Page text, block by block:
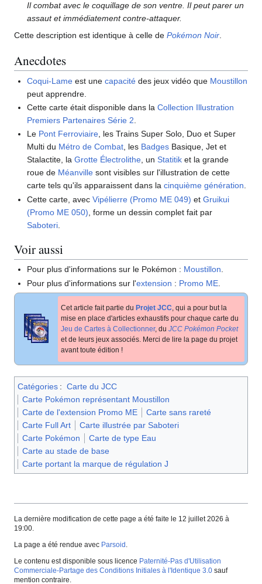
Il combat avec le coquillage de son ventre. Il peut parer un
assaut et immédiatement contre-attaquer.
Cette description est identique à celle de Pokémon Noir.
Anecdotes
Coqui-Lame est unecapacité des jeux vidéo que Moustillon
peut apprendre.
Cette carte était disponible dans laCollection Illustration
Premiers Partenaires Série 2
Le Pont Ferroviaire, les Trains Super Solo, Duo et Super
Multi du Métro de Combat, les Badges Basique, Jet et
Stalactite, laGrotte Électrolithe, unStatitik et la grande
roue de Méanville sont visibles sur l'illustration de cette
carte tels qu'ils apparaissent dans lacinquième génération.
Cette carte, avecVipélierre (Promo ME 049) etGruikui
(Promo ME 050) , forme un dessin complet fait par
Saboteri
Voir aussi
Pour plus d'informations sur le Pokémon : Moustillon.
Pour plus d'informations sur l'extension : Promo ME
Cet article fait partie du Projet JCC , qui a pour but la
mise en place d'articles exhaustifs pour chaque carte du
Jeu de Cartes à Collectionner, du JCC Pokémon Pocket
et de leurs jeux associés. Merci de lire la page du projet
avant toute édition !
Catégories : Carte du JCC
Carte Pokémon représentant Moustillon
Carte de l'extension Promo ME
Carte sans rareté
Carte Full Art
Carte illustrée par Saboteri
Carte Pokémon
Carte de type Eau
Carte au stade de base
Carte portant la marque de régulation J
La dernière modification de cette page a été faite le 12 juillet 2026 à
19:00.
La page a été rendue avec Parsoid
Le contenu est disponible sous licence Paternité-Pas d'Utilisation
Commerciale-Partage des Conditions Initiales à l'Identique 3.0 sauf
mention contraire.